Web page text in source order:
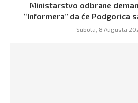
Ministarstvo odbrane
“Informera” da će Podgorica
Subota, 8 Augusta